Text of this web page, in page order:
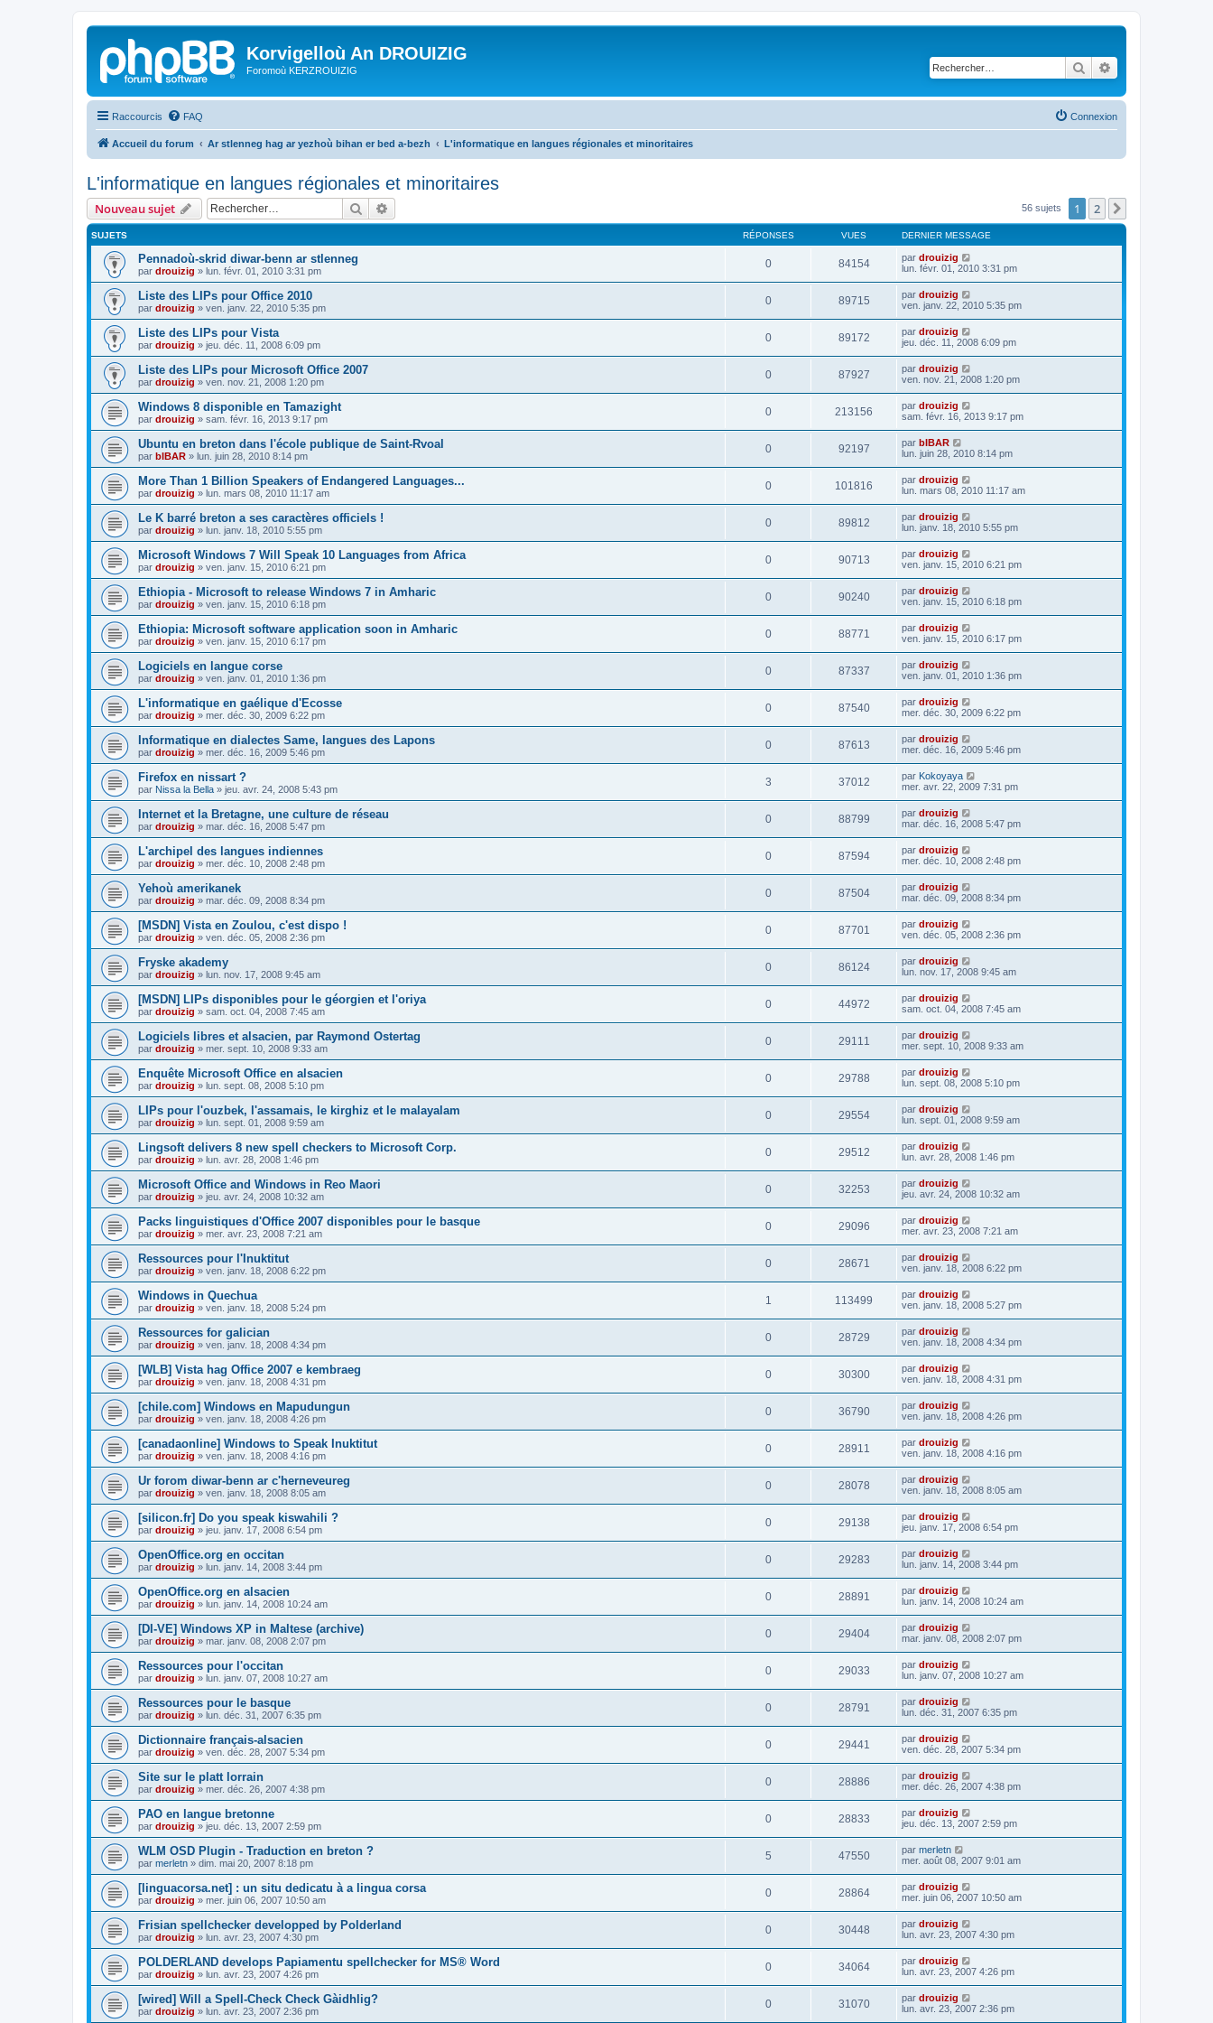
Korvigelloù An DROUIZIG
Foromoù KERZROUIZIG Rechercher
Raccourcis FAQ Connexion
Accueil du forum Ar stlenneg hag ar yezhoù bihan er bed a-bezh L'informatique en langues régionales et minoritaires
L'informatique en langues régionales et minoritaires
Nouveau sujet Rechercher 56 sujets 1 2
SUJETS RÉPONSES VUES DERNIER MESSAGE
Pennadoù-skrid diwar-benn ar stlenneg
par drouizig » lun. févr. 01, 2010 3:31 pm
0 84154 par drouizig
lun. févr. 01, 2010 3:31 pm
Liste des LIPs pour Office 2010
par drouizig » ven. janv. 22, 2010 5:35 pm
0 89715 par drouizig
ven. janv. 22, 2010 5:35 pm
Liste des LIPs pour Vista
par drouizig » jeu. déc. 11, 2008 6:09 pm
0 89172 par drouizig
jeu. déc. 11, 2008 6:09 pm
Liste des LIPs pour Microsoft Office 2007
par drouizig » ven. nov. 21, 2008 1:20 pm
0 87927 par drouizig
ven. nov. 21, 2008 1:20 pm
Windows 8 disponible en Tamazight
par drouizig » sam. févr. 16, 2013 9:17 pm
0 213156 par drouizig
sam. févr. 16, 2013 9:17 pm
Ubuntu en breton dans l'école publique de Saint-Rvoal
par bIBAR » lun. juin 28, 2010 8:14 pm
0 92197 par bIBAR
lun. juin 28, 2010 8:14 pm
More Than 1 Billion Speakers of Endangered Languages...
par drouizig » lun. mars 08, 2010 11:17 am
0 101816 par drouizig
lun. mars 08, 2010 11:17 am
Le K barré breton a ses caractères officiels !
par drouizig » lun. janv. 18, 2010 5:55 pm
0 89812 par drouizig
lun. janv. 18, 2010 5:55 pm
Microsoft Windows 7 Will Speak 10 Languages from Africa
par drouizig » ven. janv. 15, 2010 6:21 pm
0 90713 par drouizig
ven. janv. 15, 2010 6:21 pm
Ethiopia - Microsoft to release Windows 7 in Amharic
par drouizig » ven. janv. 15, 2010 6:18 pm
0 90240 par drouizig
ven. janv. 15, 2010 6:18 pm
Ethiopia: Microsoft software application soon in Amharic
par drouizig » ven. janv. 15, 2010 6:17 pm
0 88771 par drouizig
ven. janv. 15, 2010 6:17 pm
Logiciels en langue corse
par drouizig » ven. janv. 01, 2010 1:36 pm
0 87337 par drouizig
ven. janv. 01, 2010 1:36 pm
L'informatique en gaélique d'Ecosse
par drouizig » mer. déc. 30, 2009 6:22 pm
0 87540 par drouizig
mer. déc. 30, 2009 6:22 pm
Informatique en dialectes Same, langues des Lapons
par drouizig » mer. déc. 16, 2009 5:46 pm
0 87613 par drouizig
mer. déc. 16, 2009 5:46 pm
Firefox en nissart ?
par Nissa la Bella » jeu. avr. 24, 2008 5:43 pm
3 37012 par Kokoyaya
mer. avr. 22, 2009 7:31 pm
Internet et la Bretagne, une culture de réseau
par drouizig » mar. déc. 16, 2008 5:47 pm
0 88799 par drouizig
mar. déc. 16, 2008 5:47 pm
L'archipel des langues indiennes
par drouizig » mer. déc. 10, 2008 2:48 pm
0 87594 par drouizig
mer. déc. 10, 2008 2:48 pm
Yehoù amerikanek
par drouizig » mar. déc. 09, 2008 8:34 pm
0 87504 par drouizig
mar. déc. 09, 2008 8:34 pm
[MSDN] Vista en Zoulou, c'est dispo !
par drouizig » ven. déc. 05, 2008 2:36 pm
0 87701 par drouizig
ven. déc. 05, 2008 2:36 pm
Fryske akademy
par drouizig » lun. nov. 17, 2008 9:45 am
0 86124 par drouizig
lun. nov. 17, 2008 9:45 am
[MSDN] LIPs disponibles pour le géorgien et l'oriya
par drouizig » sam. oct. 04, 2008 7:45 am
0 44972 par drouizig
sam. oct. 04, 2008 7:45 am
Logiciels libres et alsacien, par Raymond Ostertag
par drouizig » mer. sept. 10, 2008 9:33 am
0 29111 par drouizig
mer. sept. 10, 2008 9:33 am
Enquête Microsoft Office en alsacien
par drouizig » lun. sept. 08, 2008 5:10 pm
0 29788 par drouizig
lun. sept. 08, 2008 5:10 pm
LIPs pour l'ouzbek, l'assamais, le kirghiz et le malayalam
par drouizig » lun. sept. 01, 2008 9:59 am
0 29554 par drouizig
lun. sept. 01, 2008 9:59 am
Lingsoft delivers 8 new spell checkers to Microsoft Corp.
par drouizig » lun. avr. 28, 2008 1:46 pm
0 29512 par drouizig
lun. avr. 28, 2008 1:46 pm
Microsoft Office and Windows in Reo Maori
par drouizig » jeu. avr. 24, 2008 10:32 am
0 32253 par drouizig
jeu. avr. 24, 2008 10:32 am
Packs linguistiques d'Office 2007 disponibles pour le basque
par drouizig » mer. avr. 23, 2008 7:21 am
0 29096 par drouizig
mer. avr. 23, 2008 7:21 am
Ressources pour l'Inuktitut
par drouizig » ven. janv. 18, 2008 6:22 pm
0 28671 par drouizig
ven. janv. 18, 2008 6:22 pm
Windows in Quechua
par drouizig » ven. janv. 18, 2008 5:24 pm
1 113499 par drouizig
ven. janv. 18, 2008 5:27 pm
Ressources for galician
par drouizig » ven. janv. 18, 2008 4:34 pm
0 28729 par drouizig
ven. janv. 18, 2008 4:34 pm
[WLB] Vista hag Office 2007 e kembraeg
par drouizig » ven. janv. 18, 2008 4:31 pm
0 30300 par drouizig
ven. janv. 18, 2008 4:31 pm
[chile.com] Windows en Mapudungun
par drouizig » ven. janv. 18, 2008 4:26 pm
0 36790 par drouizig
ven. janv. 18, 2008 4:26 pm
[canadaonline] Windows to Speak Inuktitut
par drouizig » ven. janv. 18, 2008 4:16 pm
0 28911 par drouizig
ven. janv. 18, 2008 4:16 pm
Ur forom diwar-benn ar c'herneveureg
par drouizig » ven. janv. 18, 2008 8:05 am
0 28078 par drouizig
ven. janv. 18, 2008 8:05 am
[silicon.fr] Do you speak kiswahili ?
par drouizig » jeu. janv. 17, 2008 6:54 pm
0 29138 par drouizig
jeu. janv. 17, 2008 6:54 pm
OpenOffice.org en occitan
par drouizig » lun. janv. 14, 2008 3:44 pm
0 29283 par drouizig
lun. janv. 14, 2008 3:44 pm
OpenOffice.org en alsacien
par drouizig » lun. janv. 14, 2008 10:24 am
0 28891 par drouizig
lun. janv. 14, 2008 10:24 am
[DI-VE] Windows XP in Maltese (archive)
par drouizig » mar. janv. 08, 2008 2:07 pm
0 29404 par drouizig
mar. janv. 08, 2008 2:07 pm
Ressources pour l'occitan
par drouizig » lun. janv. 07, 2008 10:27 am
0 29033 par drouizig
lun. janv. 07, 2008 10:27 am
Ressources pour le basque
par drouizig » lun. déc. 31, 2007 6:35 pm
0 28791 par drouizig
lun. déc. 31, 2007 6:35 pm
Dictionnaire français-alsacien
par drouizig » ven. déc. 28, 2007 5:34 pm
0 29441 par drouizig
ven. déc. 28, 2007 5:34 pm
Site sur le platt lorrain
par drouizig » mer. déc. 26, 2007 4:38 pm
0 28886 par drouizig
mer. déc. 26, 2007 4:38 pm
PAO en langue bretonne
par drouizig » jeu. déc. 13, 2007 2:59 pm
0 28833 par drouizig
jeu. déc. 13, 2007 2:59 pm
WLM OSD Plugin - Traduction en breton ?
par merletn » dim. mai 20, 2007 8:18 pm
5 47550 par merletn
mer. août 08, 2007 9:01 am
[linguacorsa.net] : un situ dedicatu à a lingua corsa
par drouizig » mer. juin 06, 2007 10:50 am
0 28864 par drouizig
mer. juin 06, 2007 10:50 am
Frisian spellchecker developped by Polderland
par drouizig » lun. avr. 23, 2007 4:30 pm
0 30448 par drouizig
lun. avr. 23, 2007 4:30 pm
POLDERLAND develops Papiamentu spellchecker for MS® Word
par drouizig » lun. avr. 23, 2007 4:26 pm
0 34064 par drouizig
lun. avr. 23, 2007 4:26 pm
[wired] Will a Spell-Check Check Gàidhlig?
par drouizig » lun. avr. 23, 2007 2:36 pm
0 31070 par drouizig
lun. avr. 23, 2007 2:36 pm